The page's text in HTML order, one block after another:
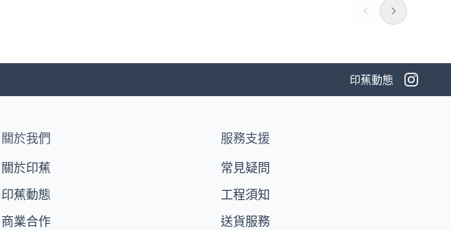
印蕉動態
關於我們
關於印蕉
印蕉動態
商業合作
服務支援
常見疑問
工程須知
送貨服務